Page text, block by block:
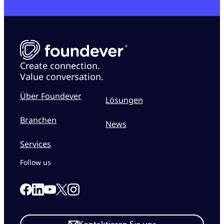
Create connection.
Value conversation.
Über Foundever
Branchen
Services
Lösungen
News
Follow us
Link to our Facebook page
Link to our Linkedin page
Link to our Youtube page
Link to our X page
Link to our Instagram page